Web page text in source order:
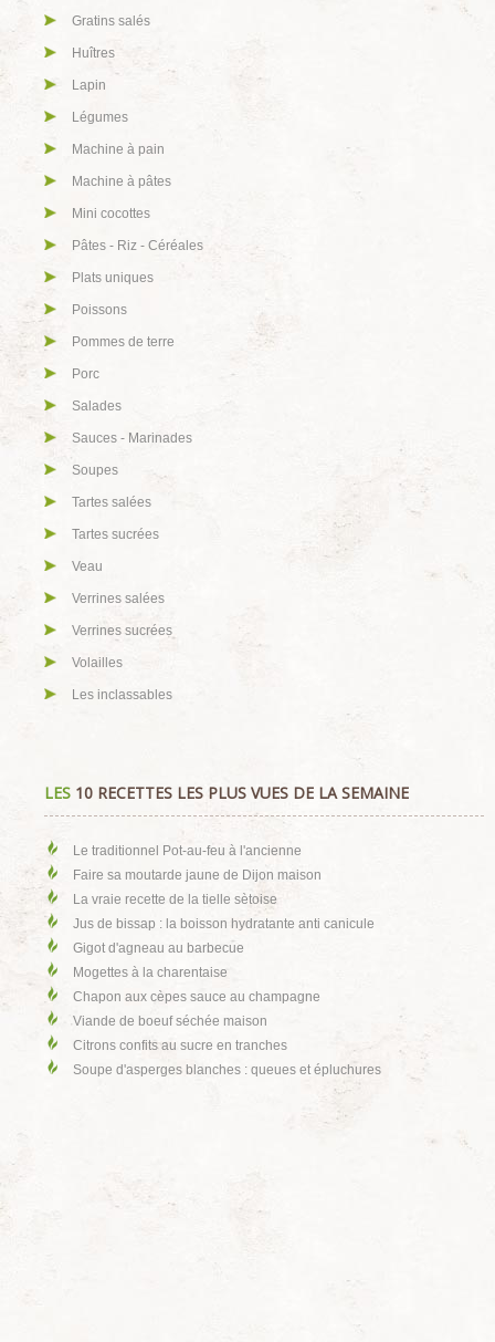
Gratins salés
Huîtres
Lapin
Légumes
Machine à pain
Machine à pâtes
Mini cocottes
Pâtes - Riz - Céréales
Plats uniques
Poissons
Pommes de terre
Porc
Salades
Sauces - Marinades
Soupes
Tartes salées
Tartes sucrées
Veau
Verrines salées
Verrines sucrées
Volailles
Les inclassables
LES 10 RECETTES LES PLUS VUES DE LA SEMAINE
Le traditionnel Pot-au-feu à l'ancienne
Faire sa moutarde jaune de Dijon maison
La vraie recette de la tielle sètoise
Jus de bissap : la boisson hydratante anti canicule
Gigot d'agneau au barbecue
Mogettes à la charentaise
Chapon aux cèpes sauce au champagne
Viande de boeuf séchée maison
Citrons confits au sucre en tranches
Soupe d'asperges blanches : queues et épluchures